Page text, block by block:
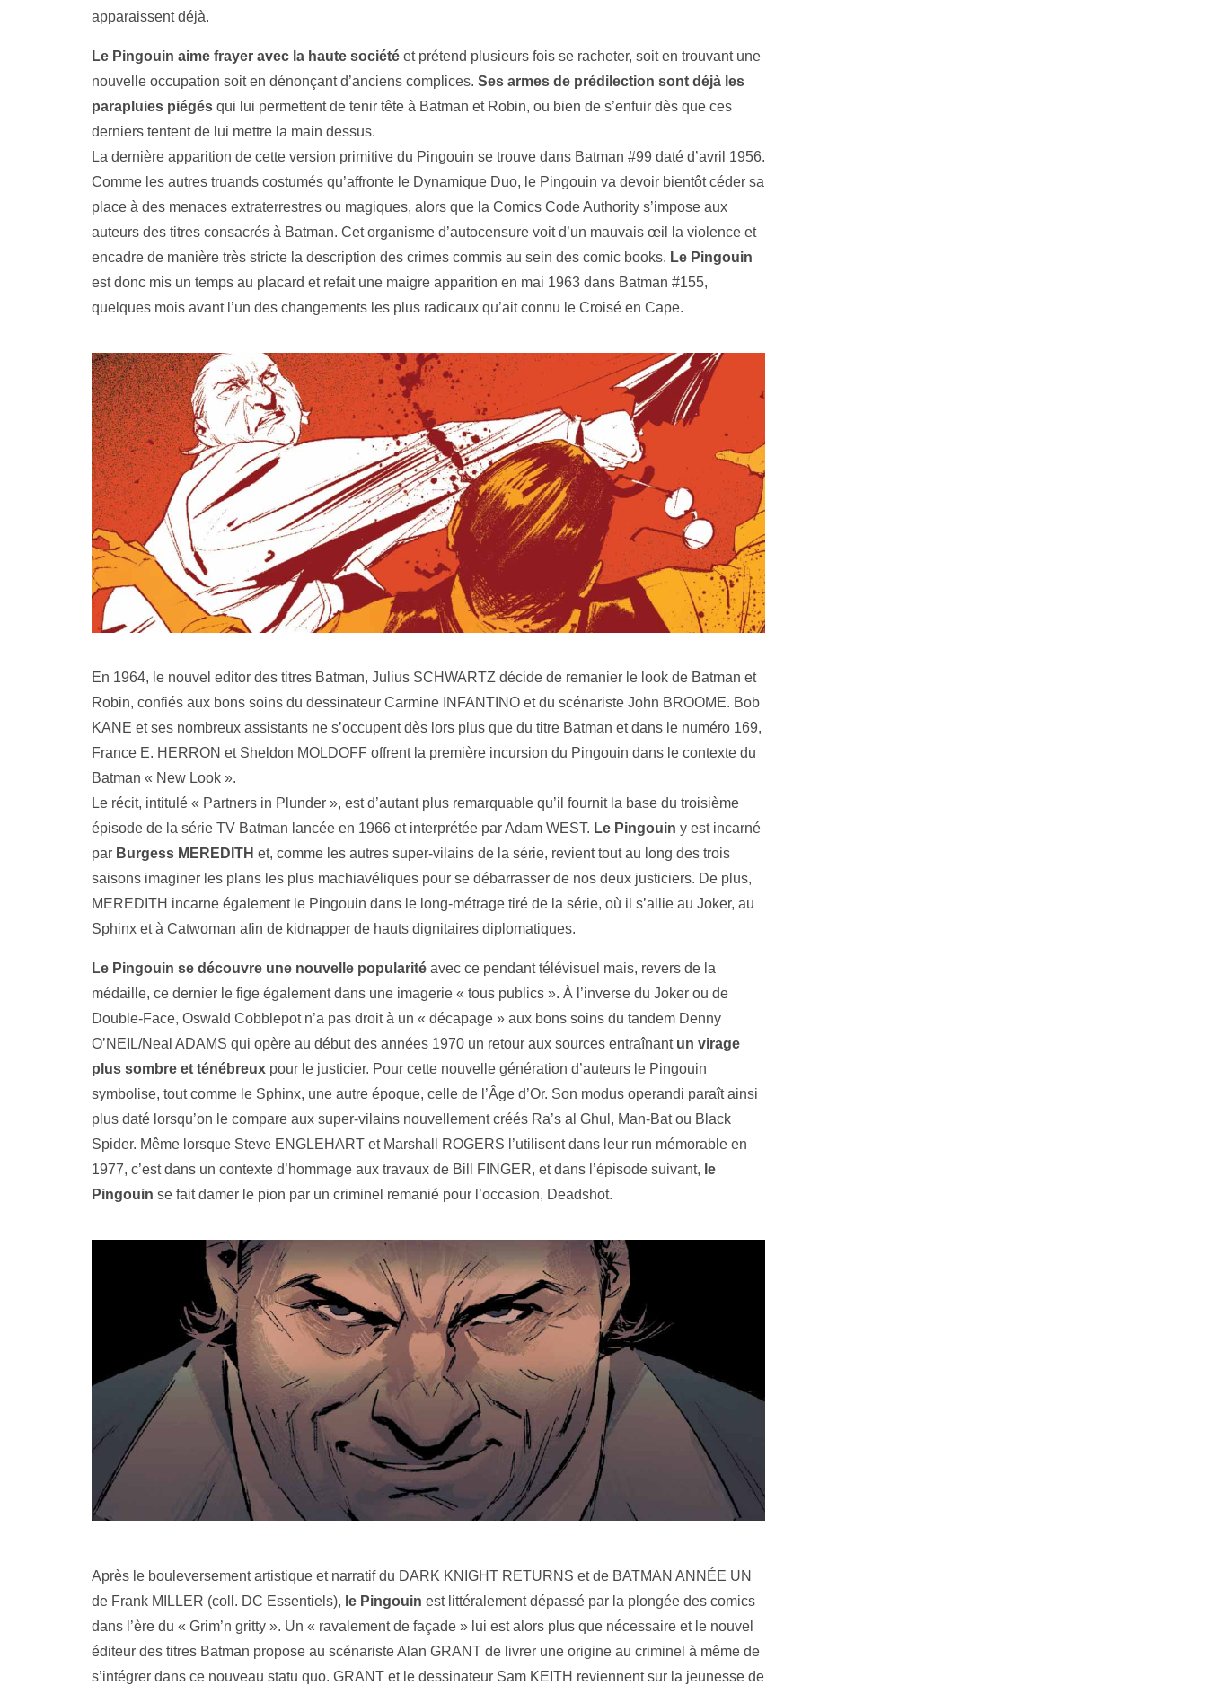
apparaissent déjà.
Le Pingouin aime frayer avec la haute société et prétend plusieurs fois se racheter, soit en trouvant une
nouvelle occupation soit en dénonçant d’anciens complices. Ses armes de prédilection sont déjà les
parapluies piégés qui lui permettent de tenir tête à Batman et Robin, ou bien de s’enfuir dès que ces
derniers tentent de lui mettre la main dessus.
La dernière apparition de cette version primitive du Pingouin se trouve dans Batman #99 daté d’avril 1956.
Comme les autres truands costumés qu’affronte le Dynamique Duo, le Pingouin va devoir bientôt céder sa
place à des menaces extraterrestres ou magiques, alors que la Comics Code Authority s’impose aux
auteurs des titres consacrés à Batman. Cet organisme d’autocensure voit d’un mauvais œil la violence et
encadre de manière très stricte la description des crimes commis au sein des comic books. Le Pingouin
est donc mis un temps au placard et refait une maigre apparition en mai 1963 dans Batman #155,
quelques mois avant l’un des changements les plus radicaux qu’ait connu le Croisé en Cape.
En 1964, le nouvel editor des titres Batman, Julius SCHWARTZ décide de remanier le look de Batman et
Robin, confiés aux bons soins du dessinateur Carmine INFANTINO et du scénariste John BROOME. Bob
KANE et ses nombreux assistants ne s’occupent dès lors plus que du titre Batman et dans le numéro 169,
France E. HERRON et Sheldon MOLDOFF offrent la première incursion du Pingouin dans le contexte du
Batman « New Look ».
Le récit, intitulé « Partners in Plunder », est d’autant plus remarquable qu’il fournit la base du troisième
épisode de la série TV Batman lancée en 1966 et interprétée par Adam WEST. Le Pingouin y est incarné
par Burgess MEREDITH et, comme les autres super-vilains de la série, revient tout au long des trois
saisons imaginer les plans les plus machiavéliques pour se débarrasser de nos deux justiciers. De plus,
MEREDITH incarne également le Pingouin dans le long-métrage tiré de la série, où il s’allie au Joker, au
Sphinx et à Catwoman afin de kidnapper de hauts dignitaires diplomatiques.
Le Pingouin se découvre une nouvelle popularité avec ce pendant télévisuel mais, revers de la
médaille, ce dernier le fige également dans une imagerie « tous publics ». À l’inverse du Joker ou de
Double-Face, Oswald Cobblepot n’a pas droit à un « décapage » aux bons soins du tandem Denny
O’NEIL/Neal ADAMS qui opère au début des années 1970 un retour aux sources entraînant un virage
plus sombre et ténébreux pour le justicier. Pour cette nouvelle génération d’auteurs le Pingouin
symbolise, tout comme le Sphinx, une autre époque, celle de l’Âge d’Or. Son modus operandi paraît ainsi
plus daté lorsqu’on le compare aux super-vilains nouvellement créés Ra’s al Ghul, Man-Bat ou Black
Spider. Même lorsque Steve ENGLEHART et Marshall ROGERS l’utilisent dans leur run mémorable en
1977, c’est dans un contexte d’hommage aux travaux de Bill FINGER, et dans l’épisode suivant, le
Pingouin se fait damer le pion par un criminel remanié pour l’occasion, Deadshot.
Après le bouleversement artistique et narratif du DARK KNIGHT RETURNS et de BATMAN ANNÉE UN
de Frank MILLER (coll. DC Essentiels), le Pingouin est littéralement dépassé par la plongée des comics
dans l’ère du « Grim’n gritty ». Un « ravalement de façade » lui est alors plus que nécessaire et le nouvel
éditeur des titres Batman propose au scénariste Alan GRANT de livrer une origine au criminel à même de
s’intégrer dans ce nouveau statu quo. GRANT et le dessinateur Sam KEITH reviennent sur la jeunesse de